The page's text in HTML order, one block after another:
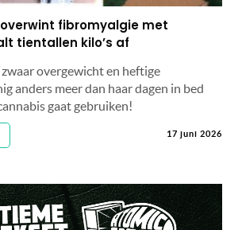
fibromyalgie met
tientallen kilo’s af
overgewicht en heftige
anders meer dan haar dagen in bed
gaat gebruiken!
17 juni 2026